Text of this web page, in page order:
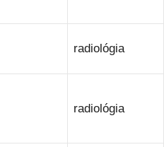
radiológia
radiológia